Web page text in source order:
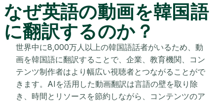
なぜ英語の動画を韓国語
に翻訳するのか？
世界中に8,000万人以上の韓国語話者がいるため、動
画を韓国語に翻訳することで、企業、教育機関、コン
テンツ制作者はより幅広い視聴者とつながることがで
きます。AIを活用した動画翻訳は言語の壁を取り除
き、時間とリソースを節約しながら、コンテンツのア